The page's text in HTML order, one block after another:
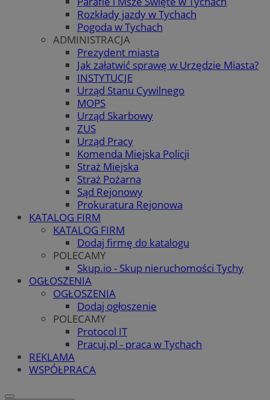
Rozkłady jazdy w Tychach
Pogoda w Tychach
ADMINISTRACJA
Prezydent miasta
Jak załatwić sprawę w Urzędzie Miasta?
INSTYTUCJE
Urząd Stanu Cywilnego
MOPS
Urząd Skarbowy
ZUS
Urząd Pracy
Komenda Miejska Policji
Straż Miejska
Straż Pożarna
Sąd Rejonowy
Prokuratura Rejonowa
KATALOG FIRM
KATALOG FIRM
Dodaj firmę do katalogu
POLECAMY
Skup.io - Skup nieruchomości Tychy
OGŁOSZENIA
OGŁOSZENIA
Dodaj ogłoszenie
POLECAMY
Protocol IT
Pracuj.pl - praca w Tychach
REKLAMA
WSPÓŁPRACA